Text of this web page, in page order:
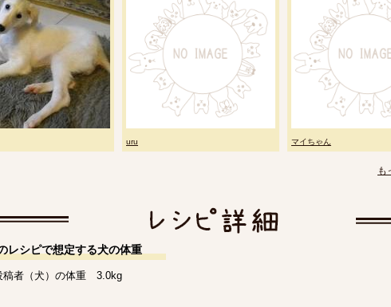
uru マイちゃん
も
レシピで想定する犬の体重
稿者（犬）の体重 3.0kg